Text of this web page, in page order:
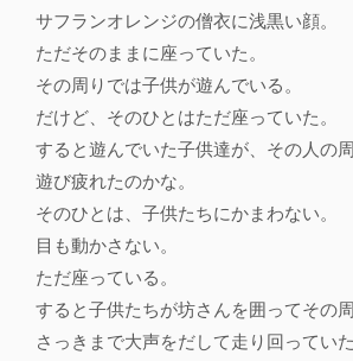
サフランオレンジの僧衣に浅黒い顔。
ただそのままに座っていた。
その周りでは子供が遊んでいる。
だけど、そのひとはただ座っていた。
すると遊んでいた子供達が、その人の
遊び疲れたのかな。
そのひとは、子供たちにかまわない。
目も動かさない。
ただ座っている。
すると子供たちが坊さんを囲ってその
さっきまで大声をだして走り回ってい